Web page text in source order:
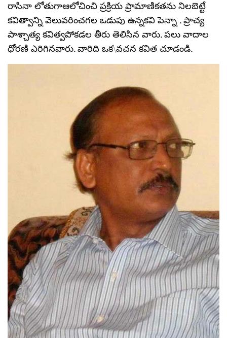
రాసినా లోతుగాఆలోచించి ప్రక్రియ ప్రామాణికతను నిలబెట్టే
కవిత్వాన్ని వెలువరించగల ఒడుపు ఉన్నకవి పెన్నా . ప్రాచ్య
పాశ్చాత్య కవిత్వపోకడల తీరు తెలిసిన వారు. పలు వాదాల
ధోరణి ఎరిగినవారు. వారిది ఒక\వచన కవిత చూడండి.